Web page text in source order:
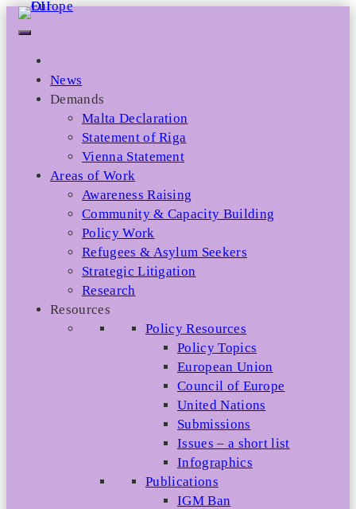
Skip
News
Demands
Malta Declaration
Statement of Riga
Vienna Statement
Areas of Work
Awareness Raising
Community & Capacity Building
Policy Work
Refugees & Asylum Seekers
Strategic Litigation
Research
Resources
Policy Resources
Policy Topics
European Union
Council of Europe
United Nations
Submissions
Issues – a short list
Infographics
Publications
IGM Ban